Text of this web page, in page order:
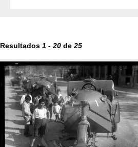
Resultados 1 - 20 de 25